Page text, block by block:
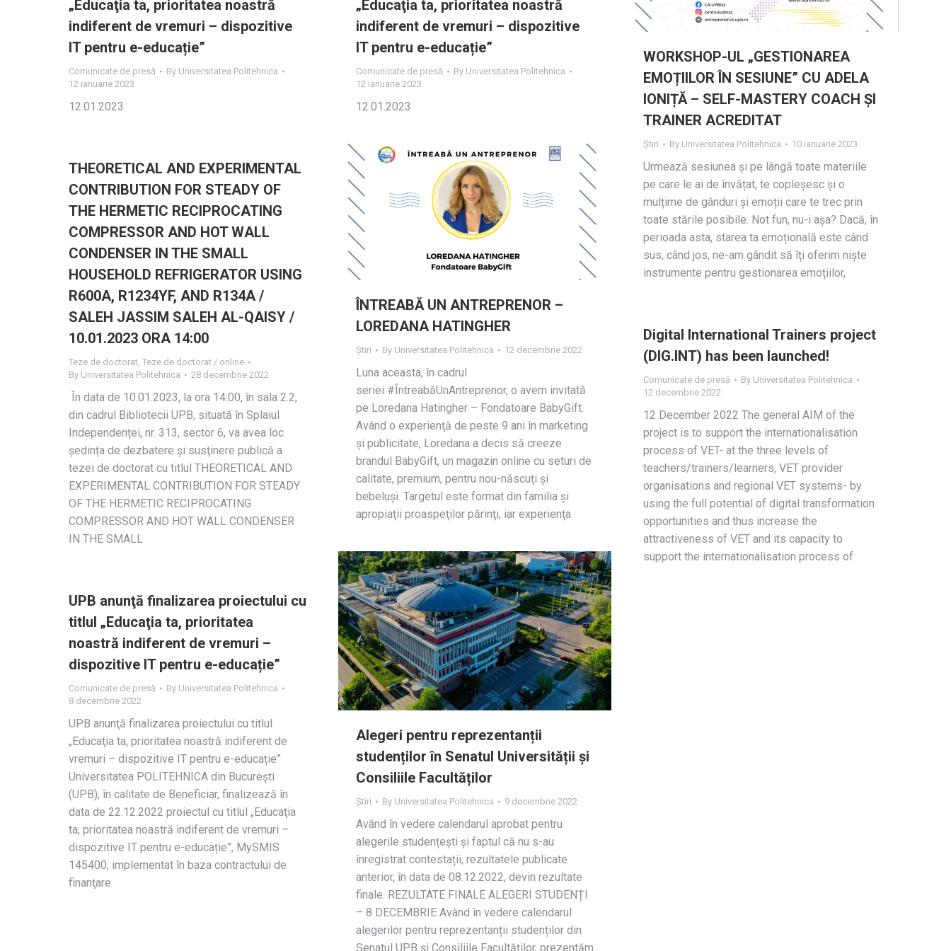
„Educaţia ta, prioritatea noastră
indiferent de vremuri – dispozitive
IT pentru e-educație”
Comunicate de presă By Universitatea Politehnica
12 ianuarie 2023
12.01.2023
„Educaţia ta, prioritatea noastră
indiferent de vremuri – dispozitive
IT pentru e-educație”
Comunicate de presă By Universitatea Politehnica
12 ianuarie 2023
12.01.2023
WORKSHOP-UL „GESTIONAREA
EMOȚIILOR ÎN SESIUNE” CU ADELA
IONIȚĂ – SELF-MASTERY COACH ȘI
TRAINER ACREDITAT
Știri By Universitatea Politehnica 10 ianuarie 2023
Urmează sesiunea și pe lângă toate materiile
pe care le ai de învățat, te copleșesc și o
mulțime de gânduri și emoții care te trec prin
toate stările posibile. Not fun, nu-i așa? Dacă, în
perioada asta, starea ta emoțională este când
sus, când jos, ne-am gândit să îți oferim niște
instrumente pentru gestionarea emoțiilor,
THEORETICAL AND EXPERIMENTAL
CONTRIBUTION FOR STEADY OF
THE HERMETIC RECIPROCATING
COMPRESSOR AND HOT WALL
CONDENSER IN THE SMALL
HOUSEHOLD REFRIGERATOR USING
R600A, R1234YF, AND R134A /
SALEH JASSIM SALEH AL-QAISY /
10.01.2023 ORA 14:00
Teze de doctorat, Teze de doctorat / online
By Universitatea Politehnica 28 decembrie 2022
În data de 10.01.2023, la ora 14:00, în sala 2.2,
din cadrul Bibliotecii UPB, situată în Splaiul
Independenței, nr. 313, sector 6, va avea loc
ședința de dezbatere și susţinere publică a
tezei de doctorat cu titlul THEORETICAL AND
EXPERIMENTAL CONTRIBUTION FOR STEADY
OF THE HERMETIC RECIPROCATING
COMPRESSOR AND HOT WALL CONDENSER
IN THE SMALL
ÎNTREABĂ UN ANTREPRENOR –
LOREDANA HATINGHER
Știri By Universitatea Politehnica 12 decembrie 2022
Luna aceasta, în cadrul
seriei #ÎntreabăUnAntreprenor, o avem invitată
pe Loredana Hatingher – Fondatoare BabyGift.
Având o experienţă de peste 9 ani în marketing
şi publicitate, Loredana a decis să creeze
brandul BabyGift, un magazin online cu seturi de
calitate, premium, pentru nou-născuţi şi
bebeluşi. Targetul este format din familia şi
apropiaţii proaspeţilor părinţi, iar experienţa
Digital International Trainers project
(DIG.INT) has been launched!
Comunicate de presă By Universitatea Politehnica
12 decembrie 2022
12 December 2022 The general AIM of the
project is to support the internationalisation
process of VET- at the three levels of
teachers/trainers/learners, VET provider
organisations and regional VET systems- by
using the full potential of digital transformation
opportunities and thus increase the
attractiveness of VET and its capacity to
support the internationalisation process of
Alegeri pentru reprezentanții
studenților în Senatul Universității și
Consiliile Facultăților
Știri By Universitatea Politehnica 9 decembrie 2022
Având în vedere calendarul aprobat pentru
alegerile studențești și faptul că nu s-au
înregistrat contestații, rezultatele publicate
anterior, în data de 08.12.2022, devin rezultate
finale. REZULTATE FINALE ALEGERI STUDENȚI
– 8 DECEMBRIE Având în vedere calendarul
alegerilor pentru reprezentanții studenților din
Senatul UPB și Consiliile Facultăților, prezentăm
UPB anunţă finalizarea proiectului cu
titlul „Educaţia ta, prioritatea
noastră indiferent de vremuri –
dispozitive IT pentru e-educație”
Comunicate de presă By Universitatea Politehnica
8 decembrie 2022
UPB anunţă finalizarea proiectului cu titlul
„Educaţia ta, prioritatea noastră indiferent de
vremuri – dispozitive IT pentru e-educație”
Universitatea POLITEHNICA din București
(UPB), în calitate de Beneficiar, finalizează în
data de 22.12.2022 proiectul cu titlul „Educaţia
ta, prioritatea noastră indiferent de vremuri –
dispozitive IT pentru e-educație”, MySMIS
145400, implementat în baza contractului de
finanţare